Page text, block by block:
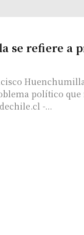
se refiere a
político
-...